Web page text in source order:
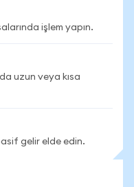
işlem yapın.
uzun veya kısa
gelir elde edin.